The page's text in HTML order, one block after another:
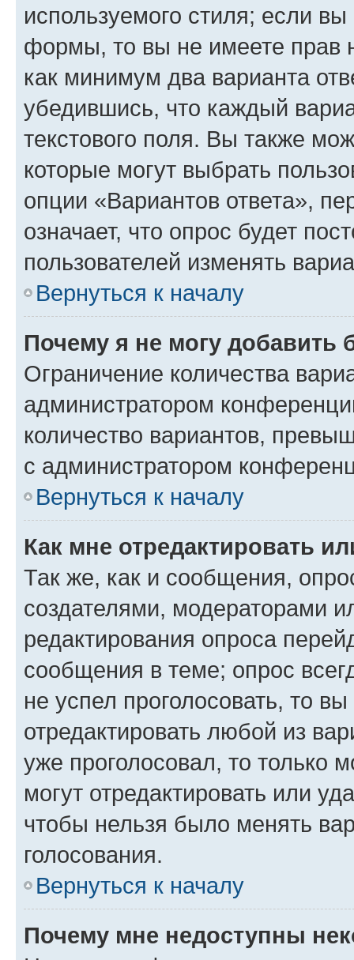
используемого стиля; если
формы, то вы не имеете прав
как минимум два варианта
убедившись, что каждый
текстового поля. Вы также
которые могут выбрать
опции «Вариантов ответа»,
означает, что опрос будет
пользователей изменять
Вернуться к началу
Почему я не могу добавить
Ограничение количества
администратором
количество вариантов,
с администратором
Вернуться к началу
Как мне отредактировать
Так же, как и сообщения,
создателями, модераторами
редактирования опроса
сообщения в теме; опрос
не успел проголосовать, то
отредактировать любой из
уже проголосовал, то только
могут отредактировать или
чтобы нельзя было менять
голосования.
Вернуться к началу
Почему мне недоступны